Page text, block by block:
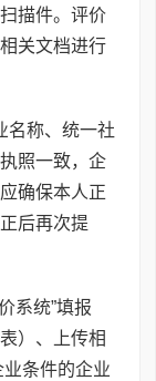
描件。评价
关文档进行
称、统一社
照一致，企
确保本人正
后再次提
系统”填报
）、上传相
条件的企业